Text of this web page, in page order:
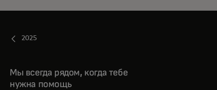
2025
Мы всегда рядом, когда тебе
нужна помощь